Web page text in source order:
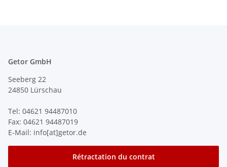
Getor GmbH
Seeberg 22
24850 Lürschau
Tel: 04621 94487010
Fax: 04621 94487019
E-Mail: info[at]getor.de
Rétractation du contrat